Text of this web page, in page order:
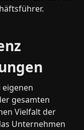
gesamten
Vielfalt der
Unternehmen